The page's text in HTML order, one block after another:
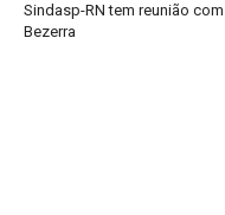
Sindasp-RN tem reunião
Bezerra